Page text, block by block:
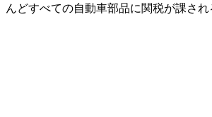
んどすべての自動車部品に関税が課され